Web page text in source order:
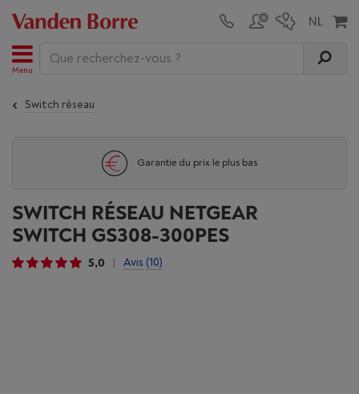
Menu
Switch réseau
Garantie du prix le plus bas
SWITCH RÉSEAU NETGEAR
SWITCH GS308-300PES
5,0 Avis (10)